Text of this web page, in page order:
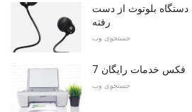
دستگاه بلوتوث از دست
رفته
جستجوی وب
7 فکس خدمات رایگان
جستجوی وب